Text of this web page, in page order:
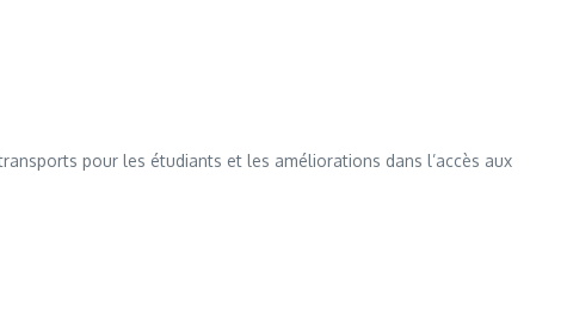
pour les étudiants et les améliorations dans l’accès aux